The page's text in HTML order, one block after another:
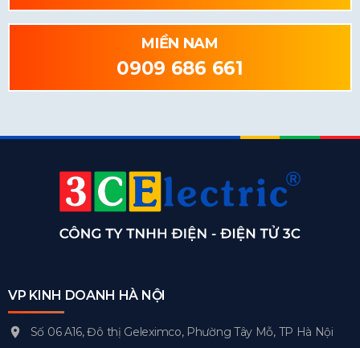
MIỀN NAM
0909 686 661
VP KINH DOANH HÀ NỘI
Số 06 A16, Đô thị Geleximco, Phường Tây Mỗ, TP Hà Nội